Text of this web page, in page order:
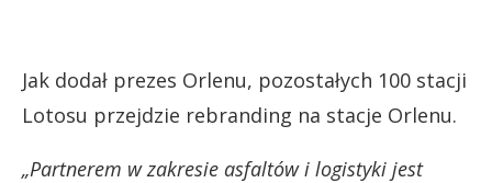
Jak dodał prezes Orlenu, pozostałych 100 stacji
Lotosu przejdzie rebranding na stacje Orlenu.
„Partnerem w zakresie asfaltów i logistyki jest